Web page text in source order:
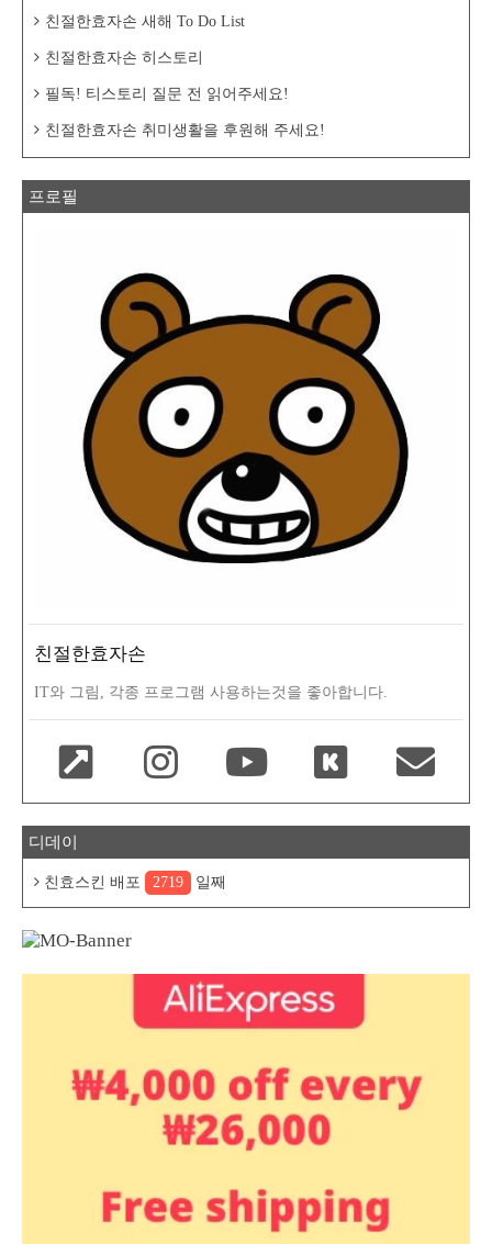
친절한효자손 새해 To Do List
친절한효자손 히스토리
필독! 티스토리 질문 전 읽어주세요!
친절한효자손 취미생활을 후원해 주세요!
프로필
친절한효자손
IT와 그림, 각종 프로그램 사용하는것을 좋아합니다.
디데이
친효스킨 배포 2719 일째